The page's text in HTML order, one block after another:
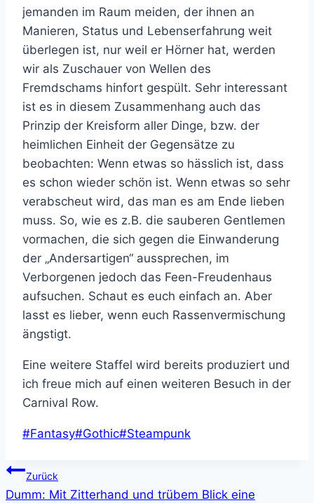
jemanden im Raum meiden, der ihnen an
Manieren, Status und Lebenserfahrung weit
überlegen ist, nur weil er Hörner hat, werden
wir als Zuschauer von Wellen des
Fremdschams hinfort gespült. Sehr interessant
ist es in diesem Zusammenhang auch das
Prinzip der Kreisform aller Dinge, bzw. der
heimlichen Einheit der Gegensätze zu
beobachten: Wenn etwas so hässlich ist, dass
es schon wieder schön ist. Wenn etwas so sehr
verabscheut wird, das man es am Ende lieben
muss. So, wie es z.B. die sauberen Gentlemen
vormachen, die sich gegen die Einwanderung
der „Andersartigen“ aussprechen, im
Verborgenen jedoch das Feen-Freudenhaus
aufsuchen. Schaut es euch einfach an. Aber
lasst es lieber, wenn euch Rassenvermischung
ängstigt.
Eine weitere Staffel wird bereits produziert und
ich freue mich auf einen weiteren Besuch in der
Carnival Row.
Schlagworte:
#Fantasy#Gothic#Steampunk
Beitragsnavigation
Zurück
Dumm: Mit Zitterhand und trübem Blick eine